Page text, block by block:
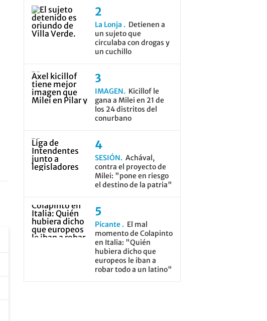
La Lonja
Detienen a
un sujeto que
circulaba con drogas y
un cuchillo
IMAGEN
Kicillof le
gana a Milei en 21 de
los 24 distritos del
conurbano
SESIÓN
Achával,
contra el proyecto de
Milei: "pone en riesgo
el destino de la patria"
Picante
El mal
momento de Colapinto
en Italia: "Quién
hubiera dicho que
europeos le iban a
robar todo a un latino"